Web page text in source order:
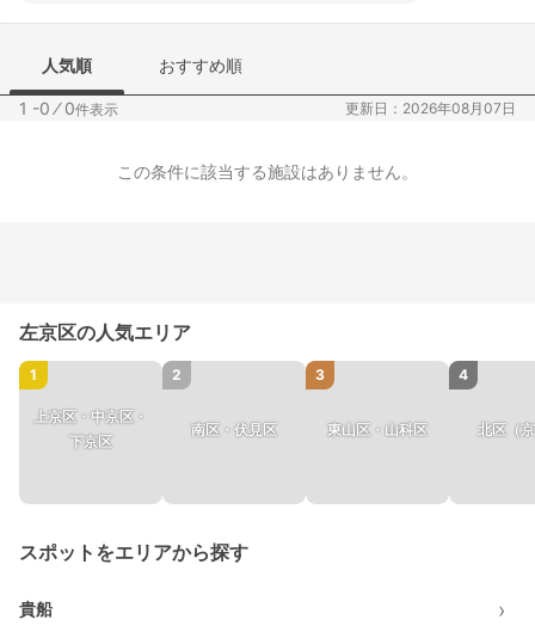
人気順 おすすめ順
1 -0 ⁄0件表示 更新日：2026年08月07日
この条件に該当する施設はありません。
左京区の人気エリア
1
上京区・中京区・
下京区
2
南区・伏見区
3
東山区・山科区
4
北区（
スポットをエリアから探す
貴船 ›